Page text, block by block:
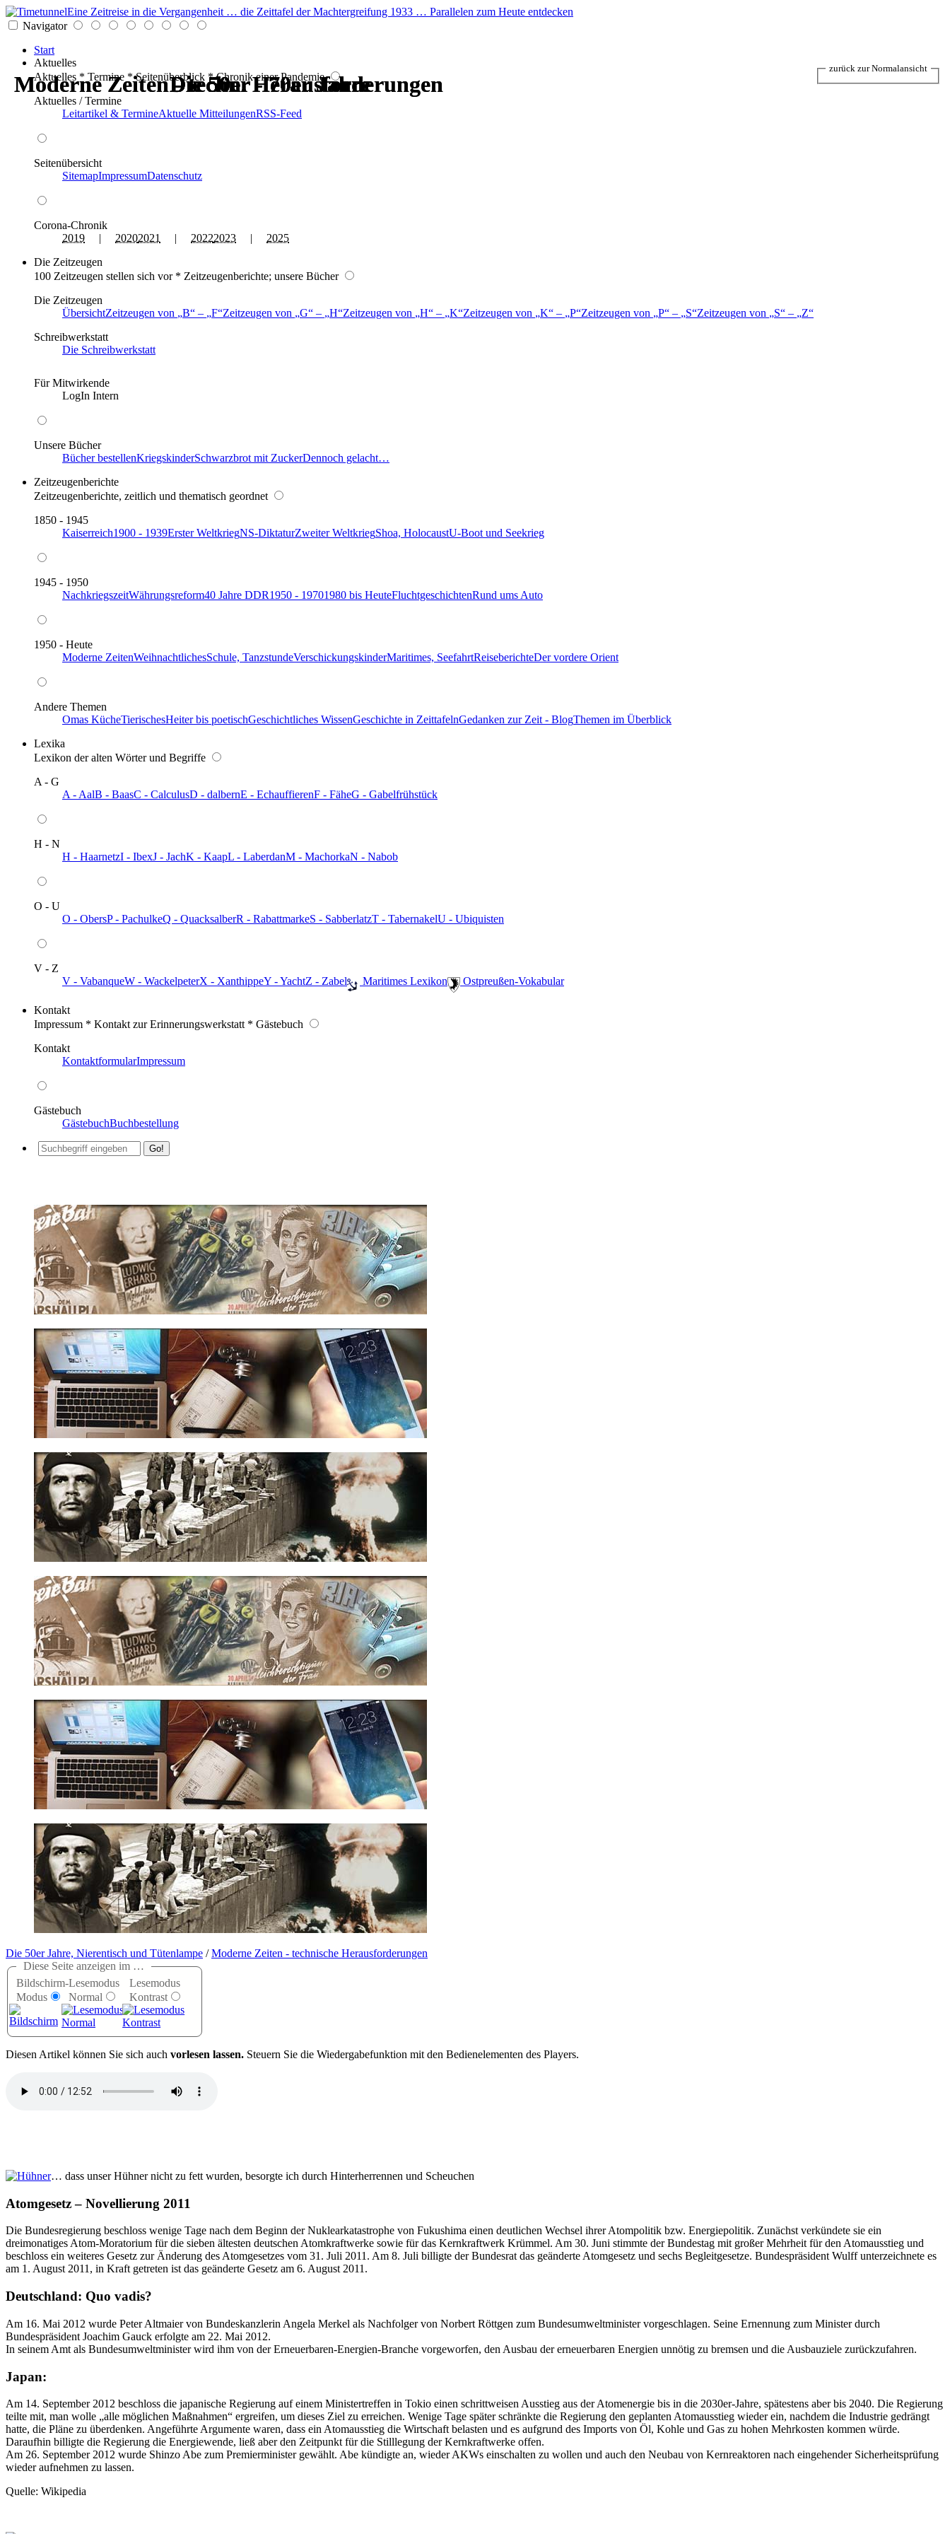
Eine Zeitreise in die Vergangenheit … die Zeittafel der Machtergreifung 1933 … Parallelen zum Heute entdecken
Navigator
Start
Aktuelles
Aktuelles * Termine * Seitenüberblick * Chronik einer Pandemie
Aktuelles / Termine
Leitartikel & TermineAktuelle MitteilungenRSS-Feed
Seitenübersicht
SitemapImpressumDatenschutz
Corona-Chronik
2019 | 20202021 | 20222023 | 2025
Die Zeitzeugen
100 Zeitzeugen stellen sich vor * Zeitzeugenberichte; unsere Bücher
Die Zeitzeugen
ÜbersichtZeitzeugen von B – F Zeitzeugen von G – H Zeitzeugen von H – K Zeitzeugen von K – P Zeitzeugen von P – S Zeitzeugen von S –
Z
Schreibwerkstatt
Die Schreibwerkstatt
Für Mitwirkende
LogIn Intern
Unsere Bücher
Bücher bestellenKriegskinderSchwarzbrot mit ZuckerDennoch gelacht…
Zeitzeugenberichte
Zeitzeugenberichte, zeitlich und thematisch geordnet
1850 - 1945
Kaiserreich1900 - 1939Erster WeltkriegNS-DiktaturZweiter WeltkriegShoa, HolocaustU-Boot und Seekrieg
1945 - 1950
NachkriegszeitWährungsreform40 Jahre DDR1950 - 19701980 bis HeuteFluchtgeschichtenRund ums Auto
1950 - Heute
Moderne ZeitenWeihnachtlichesSchule, TanzstundeVerschickungskinderMaritimes, SeefahrtReiseberichteDer vordere Orient
Andere Themen
Omas KücheTierischesHeiter bis poetischGeschichtliches WissenGeschichte in ZeittafelnGedanken zur Zeit - BlogThemen im Überblick
Lexika
Lexikon der alten Wörter und Begriffe
A - G
A - AalB - BaasC - CalculusD - dalbernE - EchauffierenF - FäheG - Gabelfrühstück
H - N
H - HaarnetzI - IbexJ - JachK - KaapL - LaberdanM - MachorkaN - Nabob
O - U
O - ObersP - PachulkeQ - QuacksalberR - RabattmarkeS - SabberlatzT - TabernakelU - Ubiquisten
V - Z
V - VabanqueW - WackelpeterX - XanthippeY - YachtZ - Zabel ️ Maritimes Lexikon ️ Ostpreußen-Vokabular
Kontakt
Impressum * Kontakt zur Erinnerungswerkstatt * Gästebuch
Kontakt
KontaktformularImpressum
Gästebuch
GästebuchBuchbestellung
Die 50er - 70er Jahre
Moderne Zeiten - techn. Herausforderungen
Die 50er - 70er Jahre
Die 50er - 70er Jahre
Moderne Zeiten - techn. Herausforderungen
Die 50er - 70er Jahre
Die 50er Jahre, Nierentisch und Tütenlampe /Moderne Zeiten - technische Herausforderungen
Diese Seite anzeigen im …
Bildschirm-
Modus
Lesemodus
Normal
Lesemodus
Kontrast
Diesen Artikel können Sie sich auch vorlesen lassen. Steuern Sie die Wiedergabefunktion mit den Bedienelementen des Players.
… dass unser Hühner nicht zu fett wurden, besorgte ich durch Hinterherrennen und Scheuchen
Atomgesetz – Novellierung 2011
Die Bundesregierung beschloss wenige Tage nach dem Beginn der Nuklearkatastrophe von Fukushima einen deutlichen Wechsel ihrer Atompolitik bzw. Energiepolitik. Zunächst verkündete sie ein
dreimonatiges Atom-Moratorium für die sieben ältesten deutschen Atomkraftwerke sowie für das Kernkraftwerk Krümmel. Am 30. Juni stimmte der Bundestag mit großer Mehrheit für den Atomausstieg und
beschloss ein weiteres Gesetz zur Änderung des Atomgesetzes vom 31. Juli 2011. Am 8. Juli billigte der Bundesrat das geänderte Atomgesetz und sechs Begleitgesetze. Bundespräsident Wulff unterzeichnete es
am 1. August 2011, in Kraft getreten ist das geänderte Gesetz am 6. August 2011.
Deutschland: Quo vadis?
Am 16. Mai 2012 wurde Peter Altmaier von Bundeskanzlerin Angela Merkel als Nachfolger von Norbert Röttgen zum Bundesumweltminister vorgeschlagen. Seine Ernennung zum Minister durch
Bundespräsident Joachim Gauck erfolgte am 22. Mai 2012.
In seinem Amt als Bundesumweltminister wird ihm von der Erneuerbaren-Energien-Branche vorgeworfen, den Ausbau der erneuerbaren Energien unnötig zu bremsen und die Ausbauziele zurückzufahren.
Japan:
Am 14. September 2012 beschloss die japanische Regierung auf einem Ministertreffen in Tokio einen schrittweisen Ausstieg aus der Atomenergie bis in die 2030er-Jahre, spätestens aber bis 2040. Die Regierung
teilte mit, man wolle
alle möglichen Maßnahmen
ergreifen, um dieses Ziel zu erreichen. Wenige Tage später schränkte die Regierung den geplanten Atomausstieg wieder ein, nachdem die Industrie gedrängt
hatte, die Pläne zu überdenken. Angeführte Argumente waren, dass ein Atomausstieg die Wirtschaft belasten und es aufgrund des Imports von Öl, Kohle und Gas zu hohen Mehrkosten kommen würde.
Daraufhin billigte die Regierung die Energiewende, ließ aber den Zeitpunkt für die Stilllegung der Kernkraftwerke offen.
Am 26. September 2012 wurde Shinzo Abe zum Premierminister gewählt. Abe kündigte an, wieder AKWs einschalten zu wollen und auch den Neubau von Kernreaktoren nach eingehender Sicherheitsprüfung
wieder aufnehmen zu lassen.
Quelle: Wikipedia
zurück zur Normalansicht